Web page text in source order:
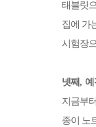
태블릿
집에 가
시험장
넷째, 예
지금부
종이 노